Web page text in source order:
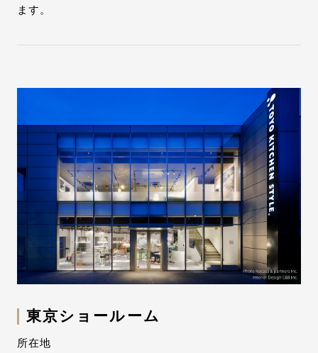
ます。
東京ショールーム
所在地